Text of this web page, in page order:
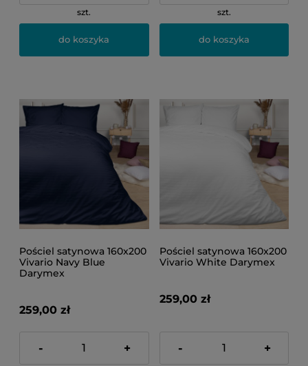
szt.
do koszyka
szt.
do koszyka
Pościel satynowa 160x200
Vivario Navy Blue
Darymex
259,00 zł
- +
Pościel satynowa 160x200
Vivario White Darymex
259,00 zł
- +